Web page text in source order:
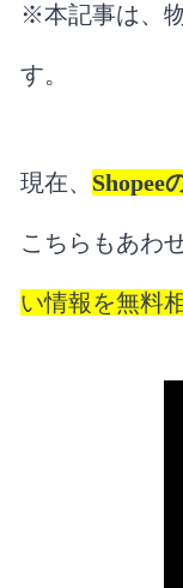
※本記事は、
す。
現在、 Shopee
こちらもあわ
い情報を無料